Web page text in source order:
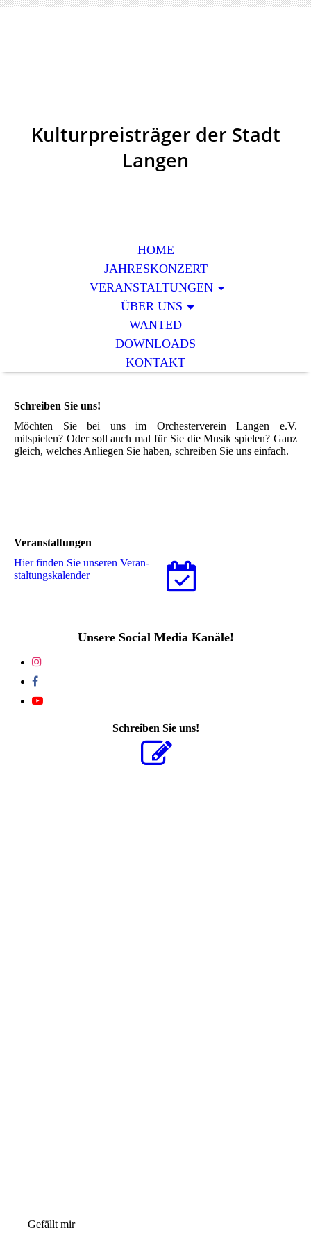
Kulturpreisträger der Stadt
Langen
HOME
JAHRESKONZERT
VERANSTALTUNGEN
ÜBER UNS
WANTED
DOWNLOADS
KONTAKT
Schreiben Sie uns!
Möchten Sie bei uns im Orchesterverein Langen e.V.
mitspielen? Oder soll auch mal für Sie die Musik spielen? Ganz
gleich, welches Anliegen Sie haben, schreiben Sie uns einfach.
Veranstaltungen
Hier finden Sie unseren Ver­an­
stal­tungs­ka­len­der
Unsere Social Media Kanäle!
Schreiben Sie uns!
Gefällt mir